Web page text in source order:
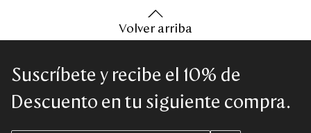
Volver arriba
Suscríbete y recibe el 10% de
Descuento en tu siguiente compra.